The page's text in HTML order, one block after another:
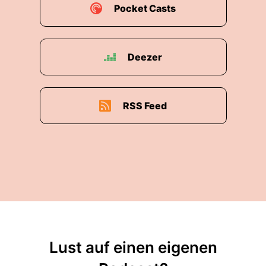
Qualitäts Gebot in dem drinstehen Versicherte
haben einen Anspruch darauf.
00:02:19: Hör auf dem Stand der neuesten
Technik sicher versorgt zu werden mit
wirksamen Therapiemethoden etc.pp,
00:02:29: und das sogenannte
Wirtschaftlichkeitsgebot in dem steht
00:02:43: dann am Ende auch funktioniert und
00:02:46: Wir können uns als Bundestag nicht
damit beschäftigen wie jetzt in der Rente wo
Pocket Casts
Deezer
RSS Feed
Lust auf einen eigenen